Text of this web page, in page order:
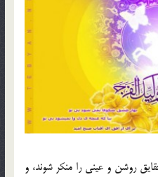
روشن و عینی را منکر شوند، و